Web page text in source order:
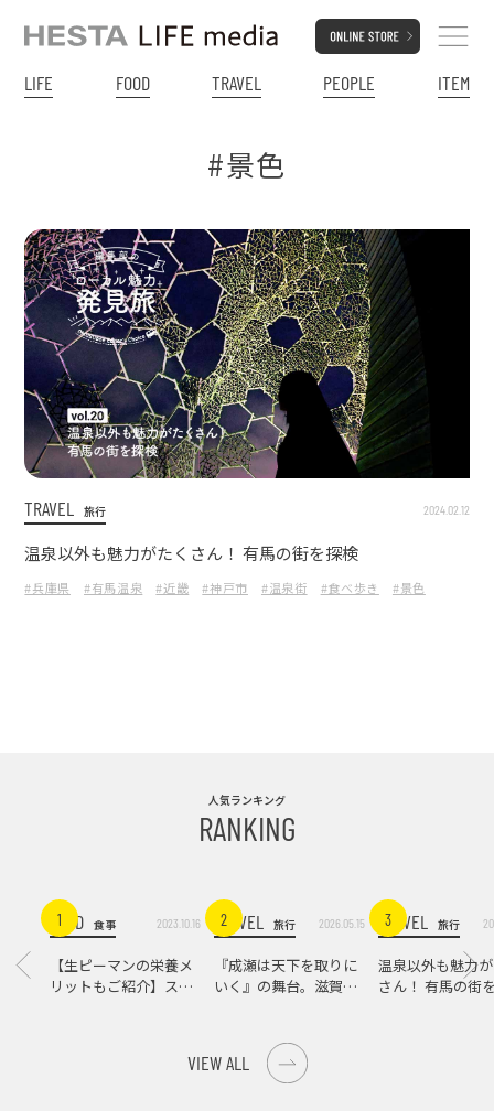
LIFE FOOD TRAVEL PEOPLE ITEM
#景色
TRAVEL 旅行 2024.02.12
温泉以外も魅力がたくさん！ 有馬の街を探検
#兵庫県 #有馬温泉 #近畿 #神戸市 #温泉街 #食べ歩き #景色
人気ランキング
RANKING
1FOOD 食事 2023.10.16
【生ピーマンの栄養メ
リットもご紹介】スパ
2
TRAVEL 旅行 2026.05.15
『成瀬は天下を取りに
いく』の舞台。滋賀県
3
TRAVEL 旅行
温泉以外も魅力
さん！ 有馬の街
VIEW ALL